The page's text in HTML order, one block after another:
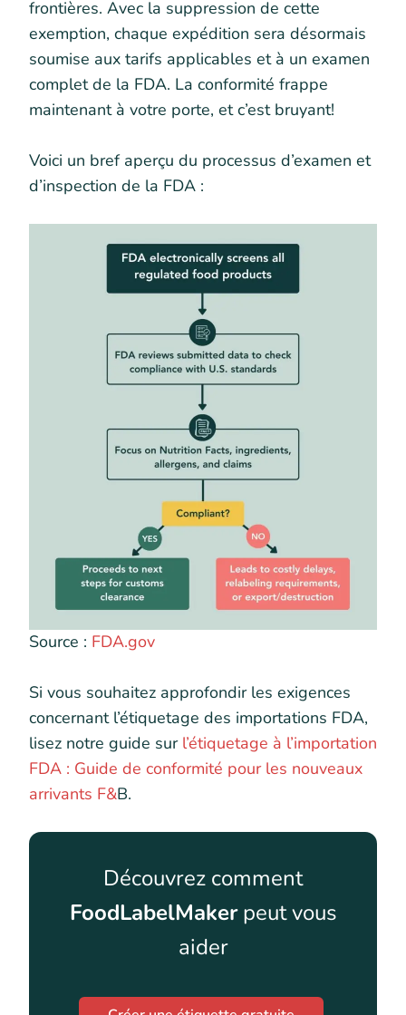
frontières. Avec la suppression de cette
exemption, chaque expédition sera désormais
soumise aux tarifs applicables et à un examen
complet de la FDA. La conformité frappe
maintenant à votre porte, et c’est bruyant!
Voici un bref aperçu du processus d’examen et
d’inspection de la FDA :
Source : FDA.gov
Si vous souhaitez approfondir les exigences
concernant l’étiquetage des importations FDA,
lisez notre guide sur l’étiquetage à l’importation
FDA : Guide de conformité pour les nouveaux
arrivants F&B.
Découvrez comment
FoodLabelMakerpeut vous
aider